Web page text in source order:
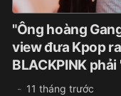
"Ông hoàng
view đưa Kpop
BLACKPINK
11 tháng trước